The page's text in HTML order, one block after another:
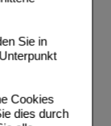
Sie in
Cookies
dies durch